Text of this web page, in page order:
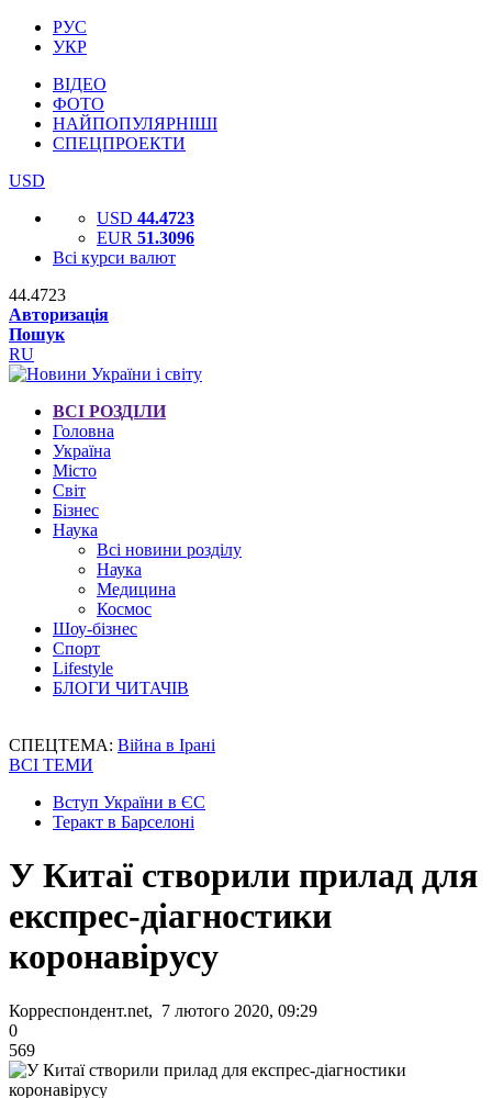
РУС
УКР
ВІДЕО
ФОТО
НАЙПОПУЛЯРНІШІ
СПЕЦПРОЕКТИ
USD
USD 44.4723
EUR 51.3096
Всі курси валют
44.4723
Авторизація
Пошук
RU
ВСІ РОЗДІЛИ
Головна
Україна
Місто
Світ
Бізнес
Наука
Всі новини розділу
Наука
Медицина
Космос
Шоу-бізнес
Спорт
Lifestyle
БЛОГИ ЧИТАЧІВ
СПЕЦТЕМА: Війна в Ірані
ВСІ ТЕМИ
Вступ України в ЄС
Теракт в Барселоні
У Китаї створили прилад для
експрес-діагностики
коронавірусу
Корреспондент.net, 7 лютого 2020, 09:29
0
569